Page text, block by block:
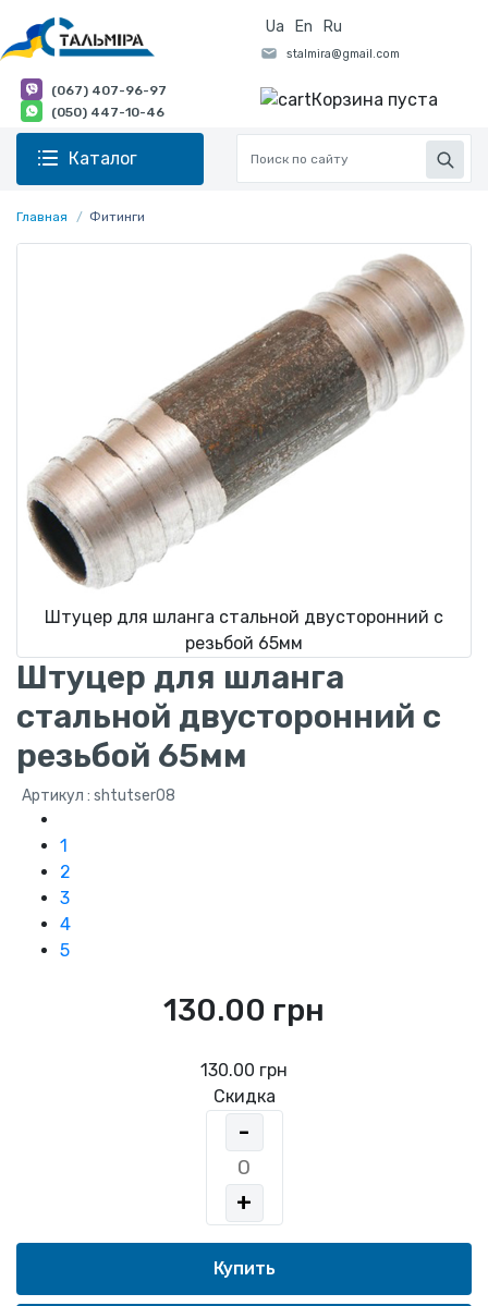
Ua En Ru
(067) 407-96-97
(050) 447-10-46
Корзина пуста
Каталог
Главная Фитинги
Штуцер для шланга стальной двусторонний с
резьбой 65мм
Штуцер для шланга
стальной двусторонний с
резьбой 65мм
Артикул : shtutser08
1
2
3
4
5
130.00 грн
130.00 грн
Скидка
-
+